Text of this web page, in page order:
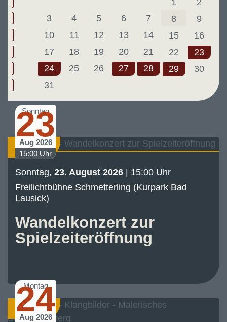
3
4 5 6 7 8
9
10
11 12 13 14 15
16
17
18 19 20 21 22
23
24
25 26 27 28 29
30
31
Konzert
Sonntag
23
Aug 2026
15:00 Uhr
Sonntag, 23. August 2026 | 15:00 Uhr
Freilichtbühne Schmetterling (Kurpark Bad
Lausick)
Wandelkonzert zur
Spielzeiteröffnung
Konzert
Montag
24
Aug 2026